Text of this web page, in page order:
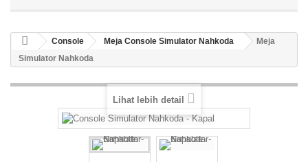
Console Meja Console Simulator Nahkoda
Meja
Simulator Nahkoda
Lihat lebih detail